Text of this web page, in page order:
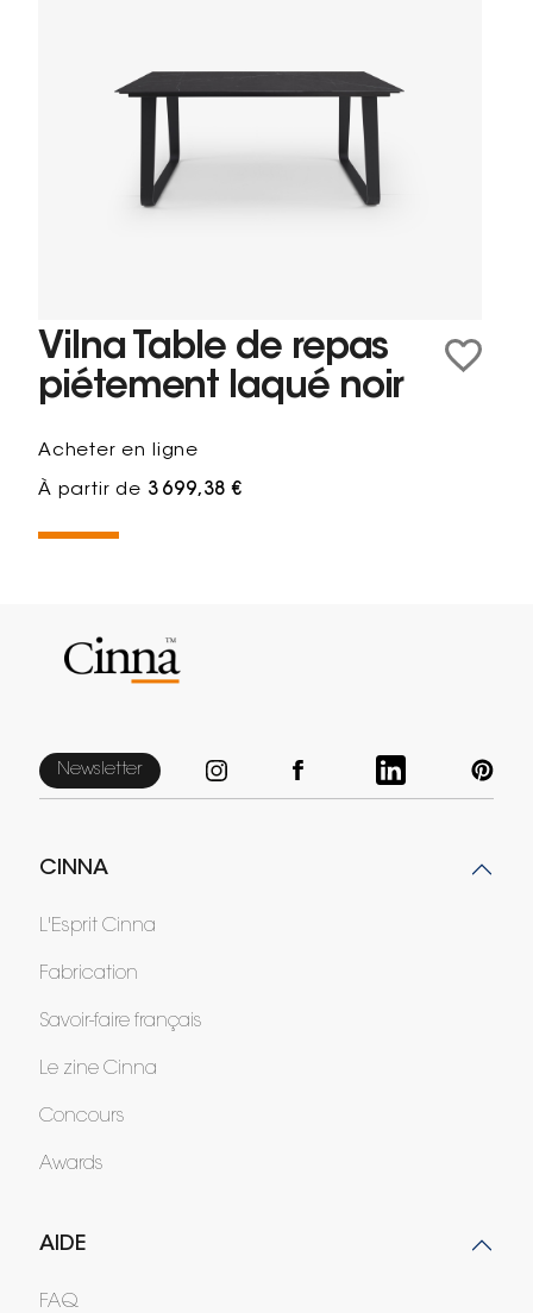
Vilna Table de repas
piétement laqué noir
Acheter en ligne
À partir de 3 699,38 €
Newsletter
CINNA
L'Esprit Cinna
Fabrication
Savoir-faire français
Le zine Cinna
Concours
Awards
AIDE
FAQ